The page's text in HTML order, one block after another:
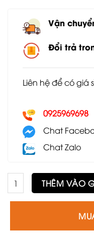
là:
Vận
Đổi trả
Liên hệ để có giá
0925969698
Chat
Chat Zalo
Ghế sofa băng Ercol
THÊM VÀO